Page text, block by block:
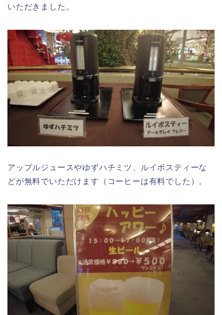
いただきました。
アップルジュースやゆずハチミツ、ルイボスティーな
どが無料でいただけます（コーヒーは有料でした）。